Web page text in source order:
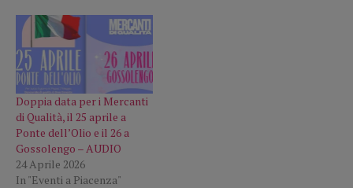
Doppia data per i Mercanti
di Qualità, il 25 aprile a
Ponte dell’Olio e il 26 a
Gossolengo – AUDIO
24 Aprile 2026
In "Eventi a Piacenza"